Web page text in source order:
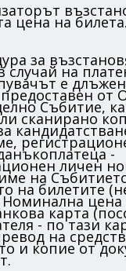
цена на
за
случай на
е
от
Събитие,
сканирано
-
личен
на
на билетите
Номинална цена
карта
- по тази
на
и копие от